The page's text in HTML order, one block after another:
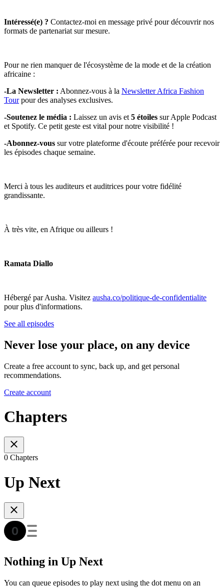
Intéressé(e) ? Contactez-moi en message privé pour découvrir nos
formats de partenariat sur mesure.
Pour ne rien manquer de l'écosystème de la mode et de la création
africaine :
-La Newsletter : Abonnez-vous à la Newsletter Africa Fashion
Tourpour des analyses exclusives.
-Soutenez le média : Laissez un avis et 5 étoiles sur Apple Podcast
et Spotify. Ce petit geste est vital pour notre visibilité !
-Abonnez-vous sur votre plateforme d'écoute préférée pour recevoir
les épisodes chaque semaine.
Merci à tous les auditeurs et auditrices pour votre fidélité
grandissante.
À très vite, en Afrique ou ailleurs !
Ramata Diallo
Hébergé par Ausha. Visitez ausha.co/politique-de-confidentialite
pour plus d'informations.
See all episodes
Never lose your place, on any device
Create a free account to sync, back up, and get personal
recommendations.
Create account
Chapters
0 Chapters
Up Next
Nothing in Up Next
You can queue episodes to play next using the dot menu on an